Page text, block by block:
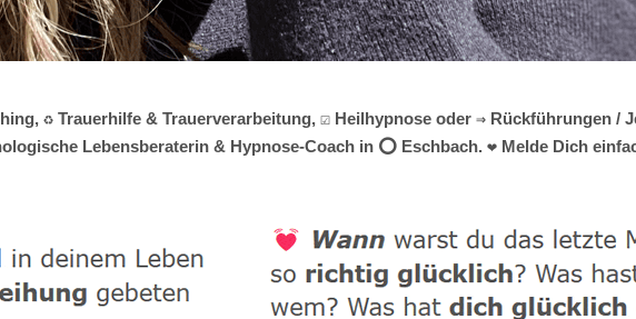
♻ Trauerhilfe & Trauerverarbeitung, ☑️ Heilhypnose oder ⇒ Rückführungen /
Lebensberaterin & Hypnose-Coach in ⭕ Eschbach. ❤ Melde Dich